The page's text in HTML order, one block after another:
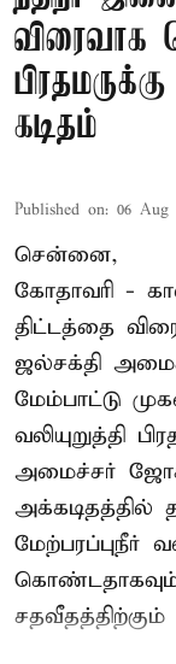
விரைவாக
கடிதம்
Published on: 06 Aug
சென்னை,
கோதாவரி -
திட்டத்தை
ஜல்சக்தி
மேம்பாட்டு
வலியுறுத்தி
அமைச்சர்
அக்கடிதத்தில்
மேற்பரப்புநீர்
சதவீதத்திற்கும்